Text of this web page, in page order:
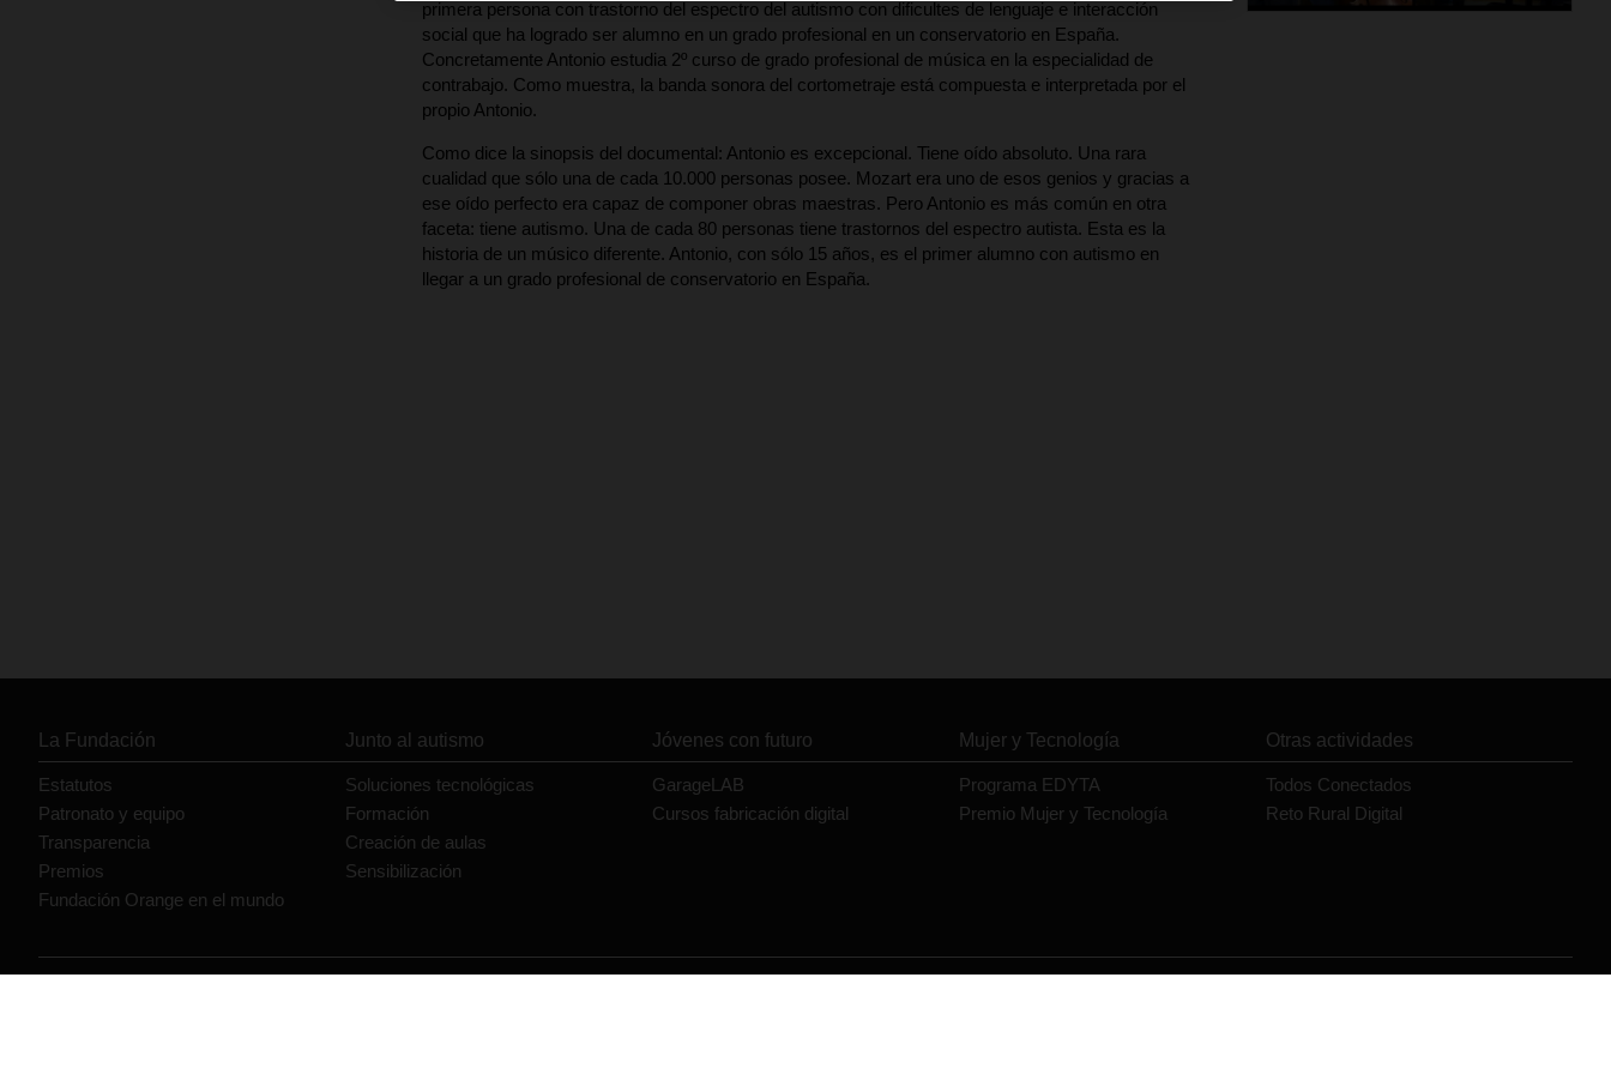
primera persona con trastorno del espectro del autismo con dificultes de lenguaje e interacción
social que ha logrado ser alumno en un grado profesional en un conservatorio en España.
Concretamente Antonio estudia 2º curso de grado profesional de música en la especialidad de
contrabajo. Como muestra, la banda sonora del cortometraje está compuesta e interpretada por el
propio Antonio.
Como dice la sinopsis del documental: Antonio es excepcional. Tiene oído absoluto. Una rara
cualidad que sólo una de cada 10.000 personas posee. Mozart era uno de esos genios y gracias a
ese oído perfecto era capaz de componer obras maestras. Pero Antonio es más común en otra
faceta: tiene autismo. Una de cada 80 personas tiene trastornos del espectro autista. Esta es la
historia de un músico diferente. Antonio, con sólo 15 años, es el primer alumno con autismo en
llegar a un grado profesional de conservatorio en España.
La Fundación
Estatutos
Patronato y equipo
Transparencia
Premios
Fundación Orange en el mundo
Junto al autismo
Soluciones tecnológicas
Formación
Creación de aulas
Sensibilización
Jóvenes con futuro
GarageLAB
Cursos fabricación digital
Mujer y Tecnología
Programa EDYTA
Premio Mujer y Tecnología
Otras actividades
Todos Conectados
Reto Rural Digital